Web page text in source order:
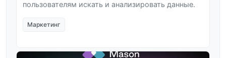
пользователям искать и анализировать данные.
Маркетинг